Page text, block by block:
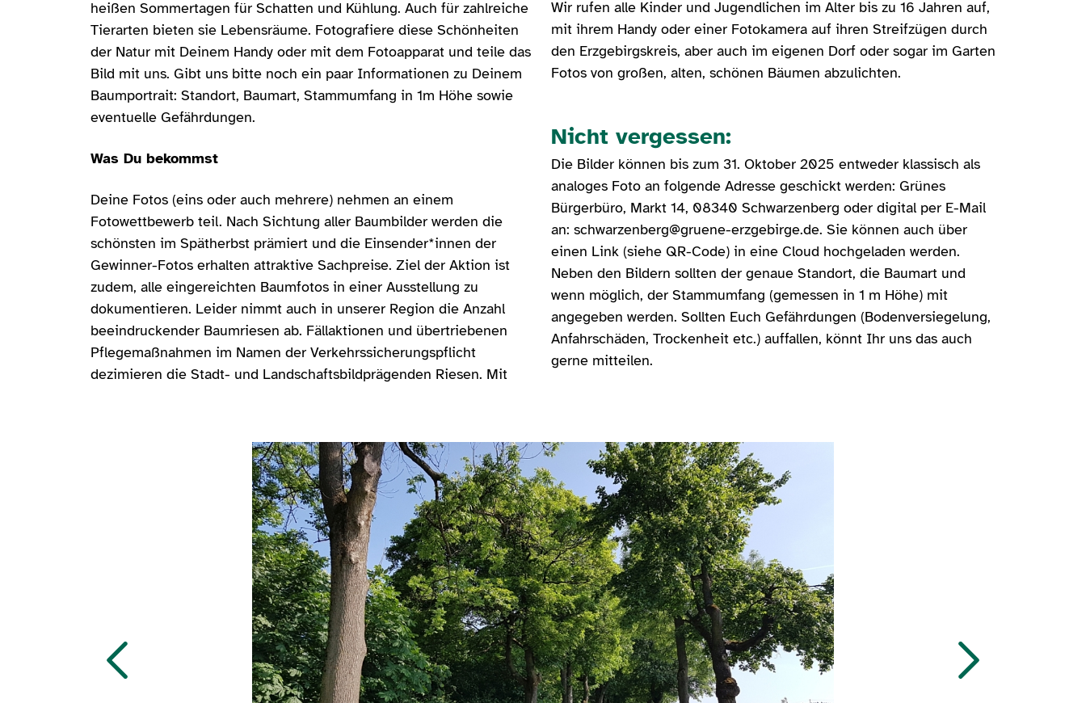
heißen Sommertagen für Schatten und Kühlung. Auch für zahlreiche
Tierarten bieten sie Lebensräume. Fotografiere diese Schönheiten
der Natur mit Deinem Handy oder mit dem Fotoapparat und teile das
Bild mit uns. Gibt uns bitte noch ein paar Informationen zu Deinem
Baumportrait: Standort, Baumart, Stammumfang in 1m Höhe sowie
eventuelle Gefährdungen.
Was Du bekommst
Deine Fotos (eins oder auch mehrere) nehmen an einem
Fotowettbewerb teil. Nach Sichtung aller Baumbilder werden die
schönsten im Spätherbst prämiert und die Einsender*innen der
Gewinner-Fotos erhalten attraktive Sachpreise. Ziel der Aktion ist
zudem, alle eingereichten Baumfotos in einer Ausstellung zu
dokumentieren. Leider nimmt auch in unserer Region die Anzahl
beeindruckender Baumriesen ab. Fällaktionen und übertriebenen
Pflegemaßnahmen im Namen der Verkehrssicherungspflicht
dezimieren die Stadt- und Landschaftsbildprägenden Riesen. Mit
Wir rufen alle Kinder und Jugendlichen im Alter bis zu 16 Jahren auf,
mit ihrem Handy oder einer Fotokamera auf ihren Streifzügen durch
den Erzgebirgskreis, aber auch im eigenen Dorf oder sogar im Garten
Fotos von großen, alten, schönen Bäumen abzulichten.
Nicht vergessen:
Die Bilder können bis zum 31. Oktober 2025 entweder klassisch als
analoges Foto an folgende Adresse geschickt werden: Grünes
Bürgerbüro, Markt 14, 08340 Schwarzenberg oder digital per E-Mail
an: schwarzenberg@gruene-erzgebirge.de. Sie können auch über
einen Link (siehe QR-Code) in eine Cloud hochgeladen werden.
Neben den Bildern sollten der genaue Standort, die Baumart und
wenn möglich, der Stammumfang (gemessen in 1 m Höhe) mit
angegeben werden. Sollten Euch Gefährdungen (Bodenversiegelung,
Anfahrschäden, Trockenheit etc.) auffallen, könnt Ihr uns das auch
gerne mitteilen.